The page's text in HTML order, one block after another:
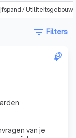
/ Utiliteitsgebouw
filter_list Filters
van je